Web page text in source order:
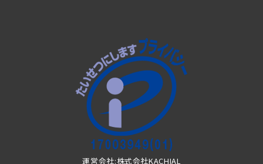
運営会社:株式会社KACHIAL